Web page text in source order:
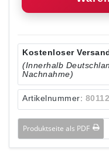
Kostenloser
(Innerhalb
Nachnahme)
Artikelnummer:
Produktseite als PDF